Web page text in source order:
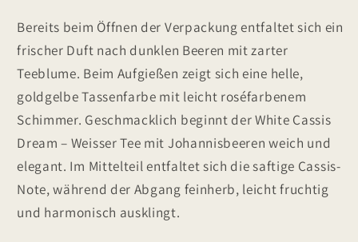
Bereits beim Öffnen der Verpackung entfaltet sich ein
frischer Duft nach dunklen Beeren mit zarter
Teeblume. Beim Aufgießen zeigt sich eine helle,
goldgelbe Tassenfarbe mit leicht roséfarbenem
Schimmer. Geschmacklich beginnt der White Cassis
Dream – Weisser Tee mit Johannisbeeren weich und
elegant. Im Mittelteil entfaltet sich die saftige Cassis-
Note, während der Abgang feinherb, leicht fruchtig
und harmonisch ausklingt.